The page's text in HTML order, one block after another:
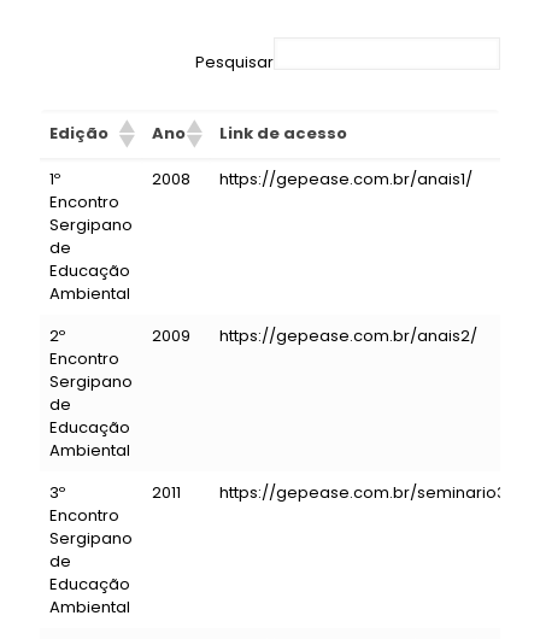
Pesquisar
Edição Ano
Link de acesso
1º
Encontro
Sergipano
de
Educação
Ambiental
2008 https://gepease.com.br/anais1/
2º
Encontro
Sergipano
de
Educação
Ambiental
2009 https://gepease.com.br/anais2/
3º
Encontro
Sergipano
de
Educação
Ambiental
2011 https://gepease.com.br/seminario3/